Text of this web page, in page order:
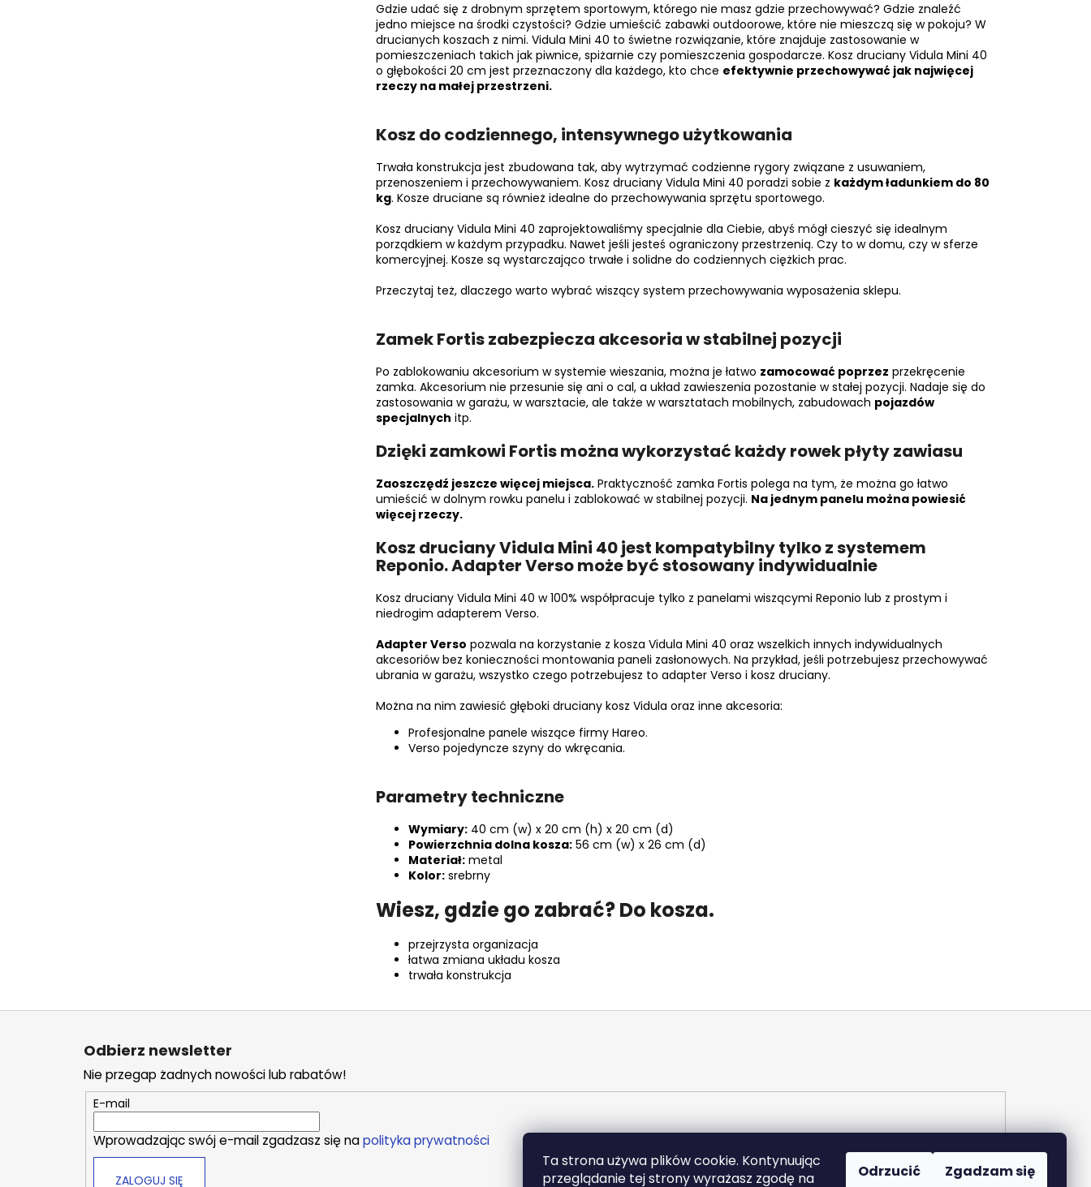
Ta strona używa plików cookie. Kontynuując
przeglądanie tej strony wyrażasz zgodę na
Odrzucić Zgadzam się
Gdzie udać się z drobnym sprzętem sportowym, którego nie masz gdzie przechowywać? Gdzie znaleźć
jedno miejsce na środki czystości? Gdzie umieścić zabawki outdoorowe, które nie mieszczą się w pokoju? W
drucianych koszach z nimi. Vidula Mini 40 to świetne rozwiązanie, które znajduje zastosowanie w
pomieszczeniach takich jak piwnice, spiżarnie czy pomieszczenia gospodarcze. Kosz druciany Vidula Mini 40
o głębokości 20 cm jest przeznaczony dla każdego, kto chce efektywnie przechowywać jak najwięcej
rzeczy na małej przestrzeni.
Kosz do codziennego, intensywnego użytkowania
Trwała konstrukcja jest zbudowana tak, aby wytrzymać codzienne rygory związane z usuwaniem,
przenoszeniem i przechowywaniem. Kosz druciany Vidula Mini 40 poradzi sobie z każdym ładunkiem do 80
kg. Kosze druciane są również idealne do przechowywania sprzętu sportowego.
Kosz druciany Vidula Mini 40 zaprojektowaliśmy specjalnie dla Ciebie, abyś mógł cieszyć się idealnym
porządkiem w każdym przypadku. Nawet jeśli jesteś ograniczony przestrzenią. Czy to w domu, czy w sferze
komercyjnej. Kosze są wystarczająco trwałe i solidne do codziennych ciężkich prac.
Przeczytaj też, dlaczego warto wybrać wiszący system przechowywania wyposażenia sklepu.
Zamek Fortis zabezpiecza akcesoria w stabilnej pozycji
Po zablokowaniu akcesorium w systemie wieszania, można je łatwo zamocować poprzez przekręcenie
zamka. Akcesorium nie przesunie się ani o cal, a układ zawieszenia pozostanie w stałej pozycji. Nadaje się do
zastosowania w garażu, w warsztacie, ale także w warsztatach mobilnych, zabudowach pojazdów
specjalnych itp.
Dzięki zamkowi Fortis można wykorzystać każdy rowek płyty zawiasu
Zaoszczędź jeszcze więcej miejsca. Praktyczność zamka Fortis polega na tym, że można go łatwo
umieścić w dolnym rowku panelu i zablokować w stabilnej pozycji. Na jednym panelu można powiesić
więcej rzeczy.
Kosz druciany Vidula Mini 40 jest kompatybilny tylko z systemem
Reponio. Adapter Verso może być stosowany indywidualnie
Kosz druciany Vidula Mini 40 w 100% współpracuje tylko z panelami wiszącymi Reponio lub z prostym i
niedrogim adapterem Verso.
Adapter Verso pozwala na korzystanie z kosza Vidula Mini 40 oraz wszelkich innych indywidualnych
akcesoriów bez konieczności montowania paneli zasłonowych. Na przykład, jeśli potrzebujesz przechowywać
ubrania w garażu, wszystko czego potrzebujesz to adapter Verso i kosz druciany.
Można na nim zawiesić głęboki druciany kosz Vidula oraz inne akcesoria:
Profesjonalne panele wiszące firmy Hareo.
Verso pojedyncze szyny do wkręcania.
Parametry techniczne
Wymiary: 40 cm (w) x 20 cm (h) x 20 cm (d)
Powierzchnia dolna kosza: 56 cm (w) x 26 cm (d)
Materiał: metal
Kolor: srebrny
Wiesz, gdzie go zabrać? Do kosza.
przejrzysta organizacja
łatwa zmiana układu kosza
trwała konstrukcja
S
Odbierz newsletter
Nie przegap żadnych nowości lub rabatów!
E-mail
Wprowadzając swój e-mail zgadzasz się napolityka prywatności
ZALOGUJ SIĘ